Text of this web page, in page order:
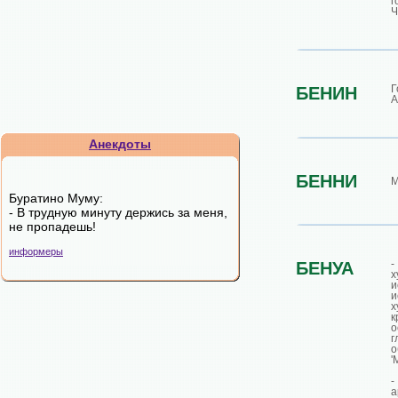
Анекдоты
Буратино Муму:
- В трудную минуту держись за меня,
не пропадешь!
информеры
БЕНИН
БЕННИ
БЕНУА